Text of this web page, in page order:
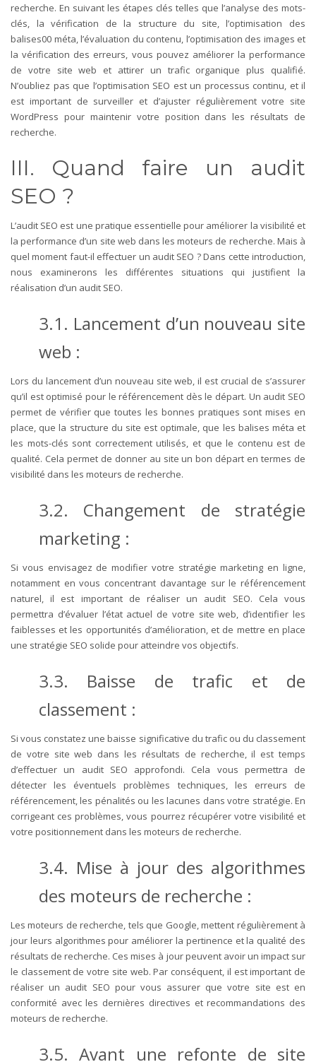
recherche. En suivant les étapes clés telles que l’analyse des mots-
clés, la vérification de la structure du site, l’optimisation des
balises00 méta, l’évaluation du contenu, l’optimisation des images et
la vérification des erreurs, vous pouvez améliorer la performance
de votre site web et attirer un trafic organique plus qualifié.
N’oubliez pas que l’optimisation SEO est un processus continu, et il
est important de surveiller et d’ajuster régulièrement votre site
WordPress pour maintenir votre position dans les résultats de
recherche.
III. Quand faire un audit
SEO ?
L’audit SEO est une pratique essentielle pour améliorer la visibilité et
la performance d’un site web dans les moteurs de recherche. Mais à
quel moment faut-il effectuer un audit SEO ? Dans cette introduction,
nous examinerons les différentes situations qui justifient la
réalisation d’un audit SEO.
3.1. Lancement d’un nouveau site
web :
Lors du lancement d’un nouveau site web, il est crucial de s’assurer
qu’il est optimisé pour le référencement dès le départ. Un audit SEO
permet de vérifier que toutes les bonnes pratiques sont mises en
place, que la structure du site est optimale, que les balises méta et
les mots-clés sont correctement utilisés, et que le contenu est de
qualité. Cela permet de donner au site un bon départ en termes de
visibilité dans les moteurs de recherche.
3.2. Changement de stratégie
marketing :
Si vous envisagez de modifier votre stratégie marketing en ligne,
notamment en vous concentrant davantage sur le référencement
naturel, il est important de réaliser un audit SEO. Cela vous
permettra d’évaluer l’état actuel de votre site web, d’identifier les
faiblesses et les opportunités d’amélioration, et de mettre en place
une stratégie SEO solide pour atteindre vos objectifs.
3.3. Baisse de trafic et de
classement :
Si vous constatez une baisse significative du trafic ou du classement
de votre site web dans les résultats de recherche, il est temps
d’effectuer un audit SEO approfondi. Cela vous permettra de
détecter les éventuels problèmes techniques, les erreurs de
référencement, les pénalités ou les lacunes dans votre stratégie. En
corrigeant ces problèmes, vous pourrez récupérer votre visibilité et
votre positionnement dans les moteurs de recherche.
3.4. Mise à jour des algorithmes
des moteurs de recherche :
Les moteurs de recherche, tels que Google, mettent régulièrement à
jour leurs algorithmes pour améliorer la pertinence et la qualité des
résultats de recherche. Ces mises à jour peuvent avoir un impact sur
le classement de votre site web. Par conséquent, il est important de
réaliser un audit SEO pour vous assurer que votre site est en
conformité avec les dernières directives et recommandations des
moteurs de recherche.
3.5. Avant une refonte de site